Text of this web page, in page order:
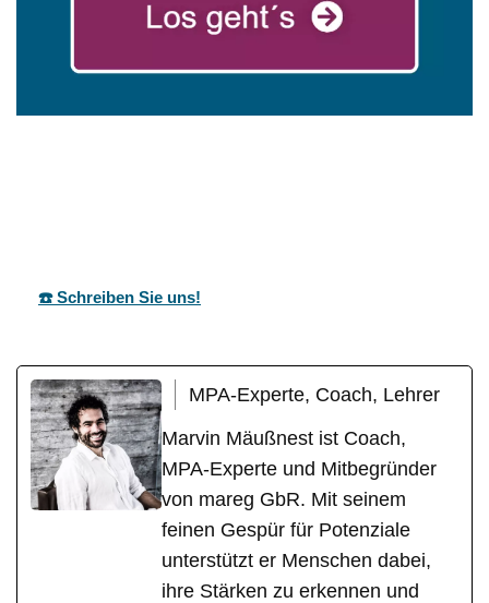
☎️ Schreiben Sie uns!
MPA-Experte, Coach, Lehrer
Marvin Mäußnest ist Coach,
MPA-Experte und Mitbegründer
von mareg GbR. Mit seinem
feinen Gespür für Potenziale
unterstützt er Menschen dabei,
ihre Stärken zu erkennen und